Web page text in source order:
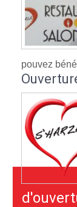
pouvez